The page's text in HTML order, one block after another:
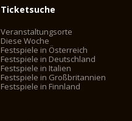
Ticketsuche
Veranstaltungsorte
Diese Woche
Festspiele in Österreich
Festspiele in Deutschland
Festspiele in Italien
Festspiele in Großbritannien
Festspiele in Finnland